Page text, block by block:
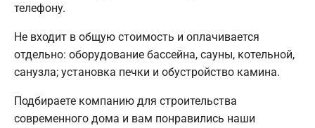
телефону.
Не входит в общую стоимость и оплачивается
отдельно: оборудование бассейна, сауны, котельной,
санузла; установка печки и обустройство камина.
Подбираете компанию для строительства
современного дома и вам понравились наши